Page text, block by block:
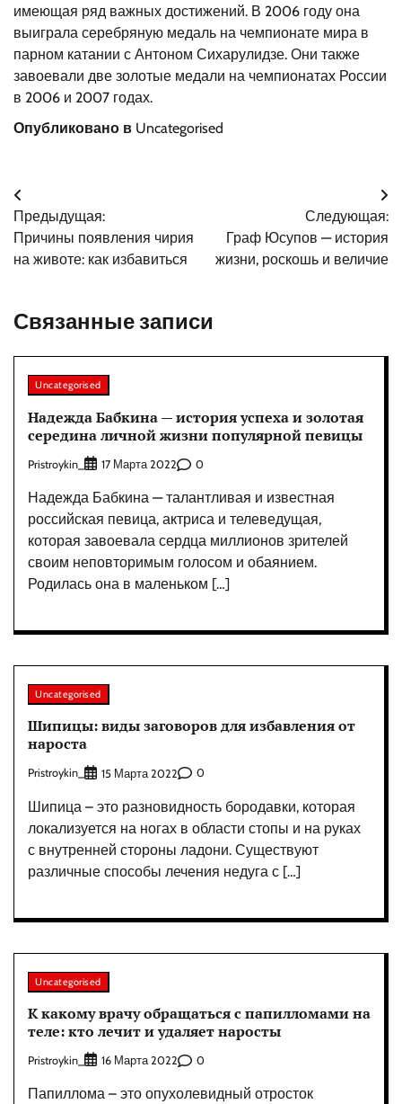
имеющая ряд важных достижений. В 2006 году она
выиграла серебряную медаль на чемпионате мира в
парном катании с Антоном Сихарулидзе. Они также
завоевали две золотые медали на чемпионатах России
в 2006 и 2007 годах.
Опубликовано в Uncategorised
Навигация
по
записям
Предыдущая:
Причины появления чирия
на животе: как избавиться
Следующая:
Граф Юсупов — история
жизни, роскошь и величие
Связанные записи
Uncategorised
Надежда Бабкина — история успеха и золотая
середина личной жизни популярной певицы
Pristroykin_ 17 Марта 2022 0
Надежда Бабкина — талантливая и известная
российская певица, актриса и телеведущая,
которая завоевала сердца миллионов зрителей
своим неповторимым голосом и обаянием.
Родилась она в маленьком […]
Uncategorised
Шипицы: виды заговоров для избавления от
нароста
Pristroykin_ 15 Марта 2022 0
Шипица – это разновидность бородавки, которая
локализуется на ногах в области стопы и на руках
с внутренней стороны ладони. Существуют
различные способы лечения недуга с […]
Uncategorised
К какому врачу обращаться с папилломами на
теле: кто лечит и удаляет наросты
Pristroykin_ 16 Марта 2022 0
Папиллома – это опухолевидный отросток